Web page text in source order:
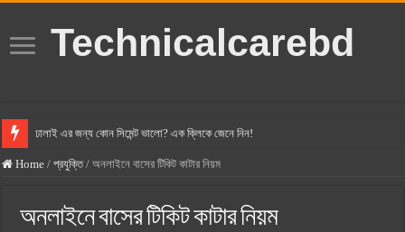
Technicalcarebd
ঢালাই এর জন্য কোন সিমেন্ট ভালো? এক ক্লিকে জেনে নিন!
বসুন্ধরা সিমেন্ট এর দাম ২০২৫
হোলসিম সিমেন্ট দাম ২০২৫
Home / প্রযুক্তি / অনলাইনে বাসের টিকিট কাটার নিয়ম
অনলাইনে বাসের টিকিট কাটার নিয়ম